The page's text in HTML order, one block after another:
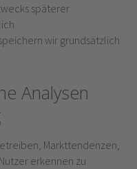
späterer
wir grundsätzlich
Analysen
Markttendenzen,
erkennen zu